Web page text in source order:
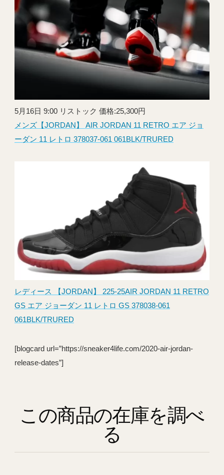
5月16日 9:00 リストック 価格:25,300円
メンズ【JORDAN】 AIR JORDAN 11 RETRO エア ジョ
ーダン 11 レトロ 378037-061 061BLK/TRURED
レディース 【JORDAN】 225-25AIR JORDAN 11 RETRO
GS エア ジョーダン 11 レトロ GS 378038-061
061BLK/TRURED
[blogcard url=”https://sneaker4life.com/2020-air-jordan-
release-dates”]
この商品の在庫を調べ
る